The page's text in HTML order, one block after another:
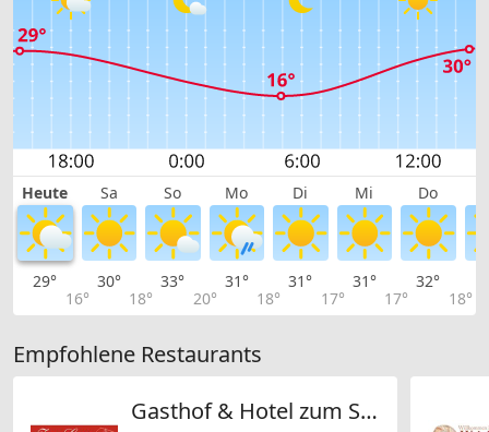
Heute Sa So Mo Di Mi Do
29°
16°
30°
18°
33°
20°
31°
18°
31°
17°
31°
17°
32°
18°
Empfohlene Restaurants
Gasthof & Hotel zum Schiff